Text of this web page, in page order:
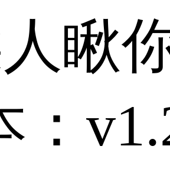
瞅
：